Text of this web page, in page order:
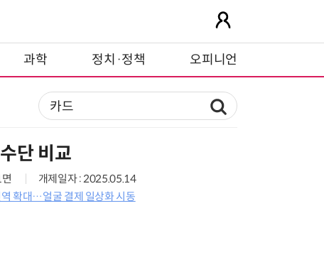
과학 정치·정책 오피니언
단 비교
개제일자 : 2025.05.14
확대…얼굴 결제 일상화 시동